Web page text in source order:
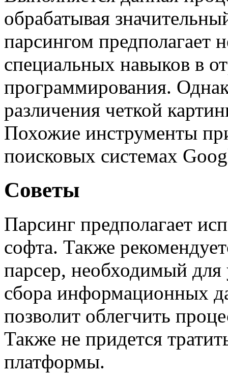
обрабатывая
парсингом предполагает
специальных навыков в
программирования.
различения четкой
Похожие инструменты
поисковых системах
Советы
Парсинг предполагает
софта. Также
парсер, необходимый для
сбора информационных
позволит облегчить
Также не придется
платформы.